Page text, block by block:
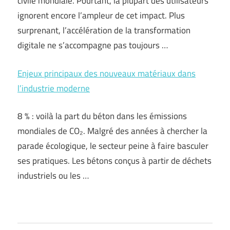
ignorent encore l’ampleur de cet impact. Plus
surprenant, l’accélération de la transformation
digitale ne s’accompagne pas toujours …
Enjeux principaux des nouveaux matériaux dans
l’industrie moderne
8 % : voilà la part du béton dans les émissions
mondiales de CO₂. Malgré des années à chercher la
parade écologique, le secteur peine à faire basculer
ses pratiques. Les bétons conçus à partir de déchets
industriels ou les …